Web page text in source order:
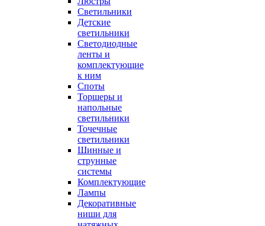
Светильники
Детские
светильники
Светодиодные
ленты и
комплектующие
к ним
Споты
Торшеры и
напольные
светильники
Точечные
светильники
Шинные и
струнные
системы
Комплектующие
Лампы
Декоративные
ниши для